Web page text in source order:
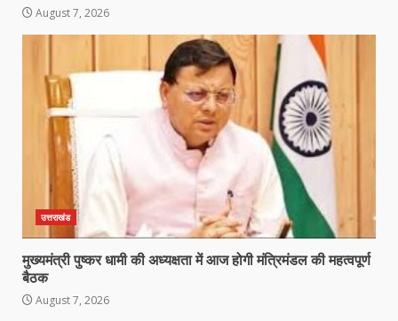
August 7, 2026
उत्तराखंड
मुख्यमंत्री पुष्कर धामी की अध्यक्षता में आज होगी मंत्रिमंडल की महत्वपूर्ण
बैठक
August 7, 2026